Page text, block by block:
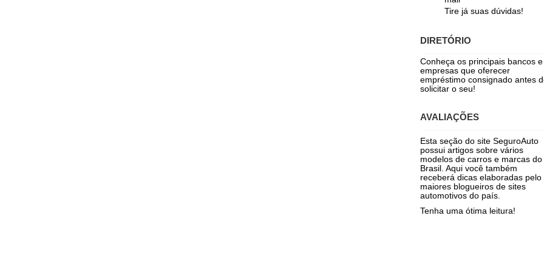
Tire já suas dúvidas!
DIRETÓRIO
Conheça os principais bancos e
empresas que oferecer
empréstimo consignado antes
solicitar o seu!
AVALIAÇÕES
Esta seção do site SeguroAuto
possui artigos sobre vários
modelos de carros e marcas do
Brasil. Aqui você também
receberá dicas elaboradas pelo
maiores blogueiros de sites
automotivos do país.
Tenha uma ótima leitura!